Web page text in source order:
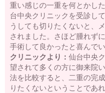
重い感じの一重を何とかし
台中央クリニックを受診し
うしても切りたくないと、
されました。さほど腫れず
手術して良かったと喜んで
クリニックより： 仙台中央
望されて多くの方に御来院
法を比較すると、二重の完
りたくないということであ